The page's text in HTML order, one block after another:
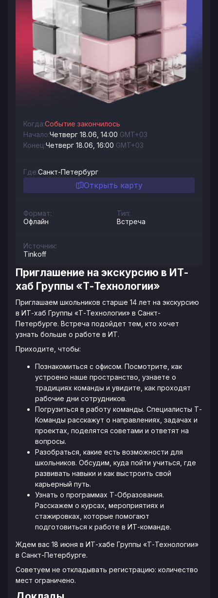
Когда:Событие закончилось
Начало:Четверг 18.06, 14:00 GMT+03
Конец:Четверг 18.06, 16:00 GMT+03
Где:Санкт-Петербург
Открыть карту
Формат:
Офлайн
Тип:
Встреча
Источник:
Tinkoff
Приглашение на экскурсию в ИТ-
хаб Группы «Т-Технологии»
Приглашаем школьников старше 14 лет на экскурсию
в ИТ-хаб Группы «Т-Технологии» в Санкт-
Петербурге. Встреча подойдет тем, кто хочет
узнать больше о работе в ИТ.
Приходите, чтобы:
Познакомиться с офисом. Посмотрите, как
устроено наше пространство, узнаете о
традициях команды и увидите, как проходят
рабочие дни сотрудников.
Погрузиться в работу команды. Специалисты Т-
Команды расскажут о направлениях, задачах и
проектах, поделятся советами и ответят на
вопросы.
Разобраться, какие есть возможности для
школьников. Обсудим, куда пойти учиться, где
развивать навыки и как выстроить свой
карьерный путь.
Узнать о программах Т-Образования.
Расскажем о курсах, мероприятиях и
стажировках, которые помогают
подготовиться к работе в ИТ-команде.
Ждем вас 18 июня в ИТ-хабе Группы «Т-Технологии»
в Санкт-Петербурге.
Советуем не откладывать регистрацию: количество
мест ограничено.